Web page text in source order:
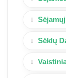
Sėklų